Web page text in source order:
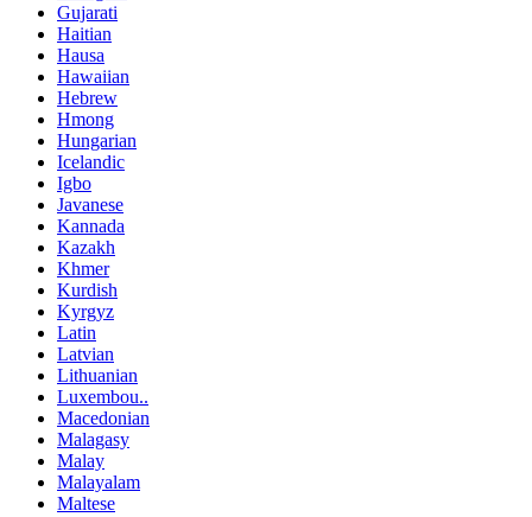
Gujarati
Haitian
Hausa
Hawaiian
Hebrew
Hmong
Hungarian
Icelandic
Igbo
Javanese
Kannada
Kazakh
Khmer
Kurdish
Kyrgyz
Latin
Latvian
Lithuanian
Luxembou..
Macedonian
Malagasy
Malay
Malayalam
Maltese